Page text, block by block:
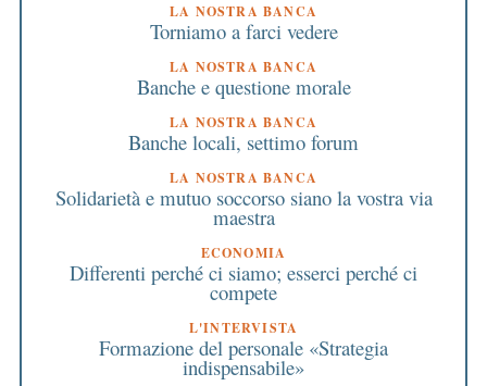
LA NOSTRA BANCA
Torniamo a farci vedere
LA NOSTRA BANCA
Banche e questione morale
LA NOSTRA BANCA
Banche locali, settimo forum
LA NOSTRA BANCA
Solidarietà e mutuo soccorso siano la vostra via
maestra
ECONOMIA
Differenti perché ci siamo; esserci perché ci
compete
L'INTERVISTA
Formazione del personale «Strategia
indispensabile»